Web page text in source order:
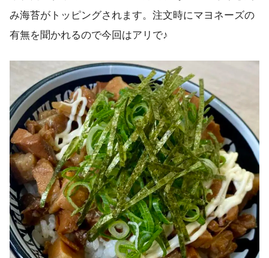
み海苔がトッピングされます。注文時にマヨネーズの
有無を聞かれるので今回はアリで♪